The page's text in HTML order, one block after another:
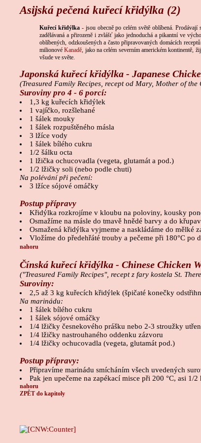
Asijská pečená kuřecí křidýlka (2)
Kuřecí křidýlka- jsou obecně po celém světě oblíbená. Prodávají
zadělávaná a přirozeně i zvlášť jako jednoduchá a pikantní ve
oblíbených, odzkoušených a často připravovaných domácích
milionovéKanadě , jako na celém severním americkém
všude ve světe.
Japonská kuřecí křidýlka - Japanese
(Treasured Family Recipes, recept od Mary, Mother of
Suroviny pro 4 - 6 porcí:
1,3 kg kuřecích křidýlek
1 vajíčko, rozšlehané
1 šálek mouky
1 šálek rozpuštěného másla
3 lžíce vody
1 šálek bílého cukru
1/2 šálku octa
1 lžička ochucovadla (vegeta, glutamát a pod.)
1/2 lžičky soli (nebo podle chuti)
Na polévání při pečení:
3 lžíce sójové omáčky
Postup přípravy
Křidýlka rozkrojíme v kloubu na poloviny, kousky
Osmažíme na másle do tmavě hnědé barvy a do
Osmažená křidýlka vyjmeme a naskládáme do mělké
Vložíme do předehřáté trouby a pečeme při 180°C po
nahoru
Čínská kuřecí křidýlka - Chinese Chicken
("Treasured Family Recipes", recept z fary kostela St.
Suroviny:
2,5 až 3 kg kuřecích křidýlek (špičaté konečky
Na marinádu:
1 šálek bílého cukru
1 šálek sójové omáčky
1/4 lžičky česnekového prášku nebo 2-3 stroužky
1/4 lžičky nastrouhaného oddenku zázvoru
1/4 lžičky ochucovadla (vegeta, glutamát pod.)
Postup přípravy:
Připravíme marinádu smícháním všech uvedených
Pak jen upečeme na zapékací misce při 200 °C, asi
nahoru
ZPĚT do kapitoly